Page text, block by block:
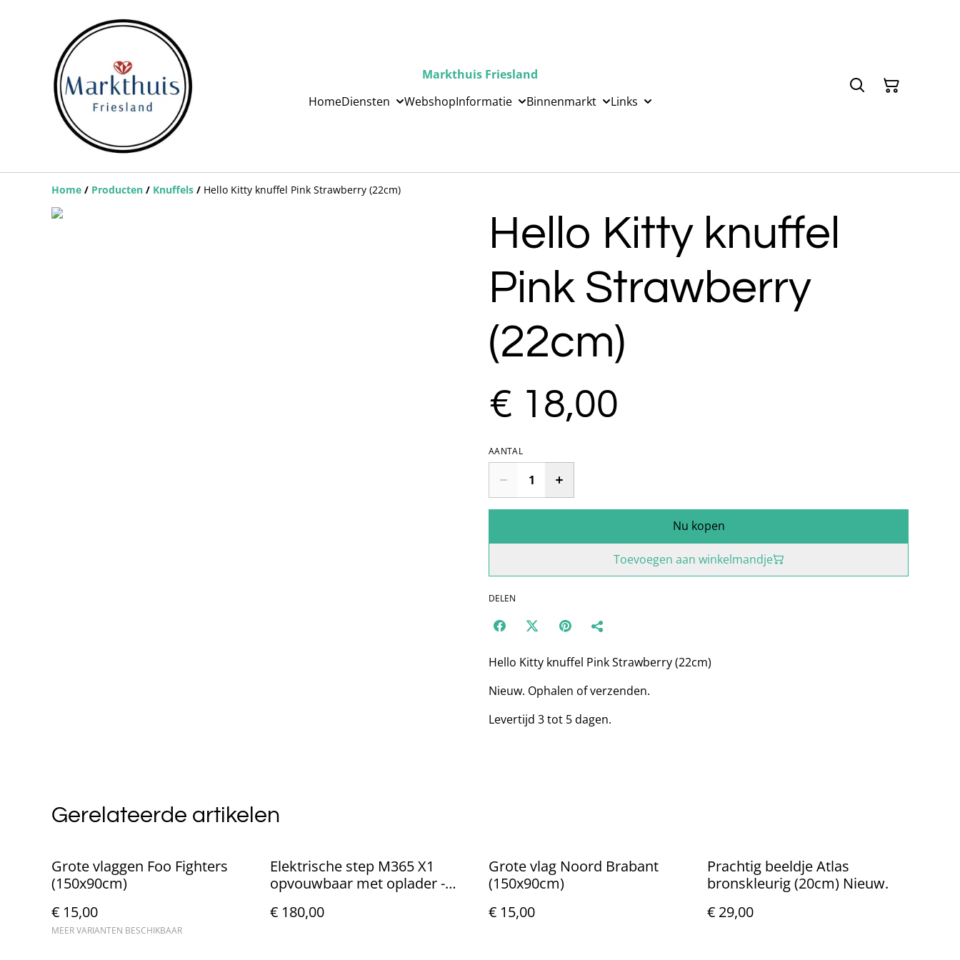
Markthuis Friesland
HomeDiensten WebshopInformatie Binnenmarkt Links
Home / Producten / Knuffels / Hello Kitty knuffel Pink Strawberry (22cm)
Hello Kitty knuffel
Pink Strawberry
(22cm)
€ 18,00
AANTAL
Nu kopen
Toevoegen aan winkelmandje
DELEN
Hello Kitty knuffel Pink Strawberry (22cm)
Nieuw. Ophalen of verzenden.
Levertijd 3 tot 5 dagen.
Gerelateerde artikelen
Grote vlaggen Foo Fighters
(150x90cm)
€ 15,00
MEER VARIANTEN BESCHIKBAAR
Elektrische step M365 X1
opvouwbaar met oplader -
€ 180,00
Grote vlag Noord Brabant
(150x90cm)
€ 15,00
Prachtig beeldje Atlas
bronskleurig (20cm) Nieuw.
€ 29,00